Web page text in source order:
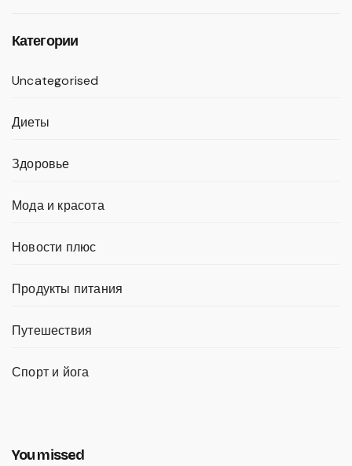
Категории
Uncategorised
Диеты
Здоровье
Мода и красота
Новости плюс
Продукты питания
Путешествия
Спорт и йога
You missed